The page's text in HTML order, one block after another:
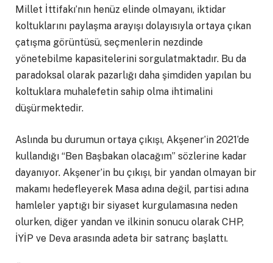
Millet İttifakı’nın henüz elinde olmayanı, iktidar
koltuklarını paylaşma arayışı dolayısıyla ortaya çıkan
çatışma görüntüsü, seçmenlerin nezdinde
yönetebilme kapasitelerini sorgulatmaktadır. Bu da
paradoksal olarak pazarlığı daha şimdiden yapılan bu
koltuklara muhalefetin sahip olma ihtimalini
düşürmektedir.
Aslında bu durumun ortaya çıkışı, Akşener’in 2021’de
kullandığı “Ben Başbakan olacağım” sözlerine kadar
dayanıyor. Akşener’in bu çıkışı, bir yandan olmayan bir
makamı hedefleyerek Masa adına değil, partisi adına
hamleler yaptığı bir siyaset kurgulamasına neden
olurken, diğer yandan ve ilkinin sonucu olarak CHP,
İYİP ve Deva arasında adeta bir satranç başlattı.